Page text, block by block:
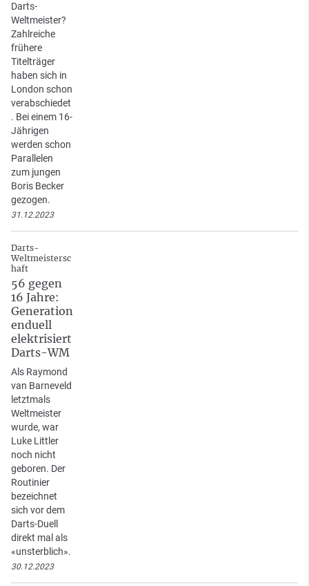
Darts-
Weltmeister?
Zahlreiche
frühere
Titelträger
haben sich in
London schon
verabschiedet
. Bei einem 16-
Jährigen
werden schon
Parallelen
zum jungen
Boris Becker
gezogen.
31.12.2023
Darts-
Weltmeistersc
haft
56 gegen
16 Jahre:
Generation
enduell
elektrisiert
Darts-WM
Als Raymond
van Barneveld
letztmals
Weltmeister
wurde, war
Luke Littler
noch nicht
geboren. Der
Routinier
bezeichnet
sich vor dem
Darts-Duell
direkt mal als
«unsterblich».
30.12.2023